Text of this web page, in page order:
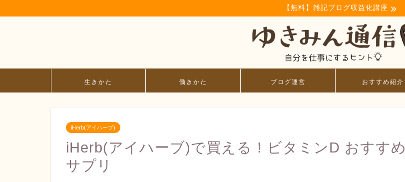
【無料】雑記ブログ収益化講座
生きかた 働きかた ブログ運営 おすすめ紹介
iHerb(アイハーブ)
iHerb(アイハーブ)で買える！ビタミンD おすすめ
サプリ